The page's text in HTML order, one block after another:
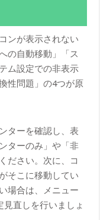
ンが表示されない
の自動移動」「ス
ム設定での非表示
性問題」の4つが原
ターを確認し、表
ターのみ」や「非
ださい。次に、コ
そこに移動してい
場合は、メニュー
直しを行いましょ